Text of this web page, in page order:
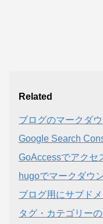
Related
ブログのマークダ
Google Search
GoAccessでアクセ
hugoでマークダウ
ブログ用にサブド
タグ・カテゴリー